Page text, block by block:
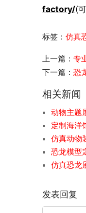
factory/(
标签： 仿真
上一篇： 专
下一篇： 恐
相关新闻
动物主题
定制海洋
仿真动物
恐龙模型
仿真恐龙
发表回复